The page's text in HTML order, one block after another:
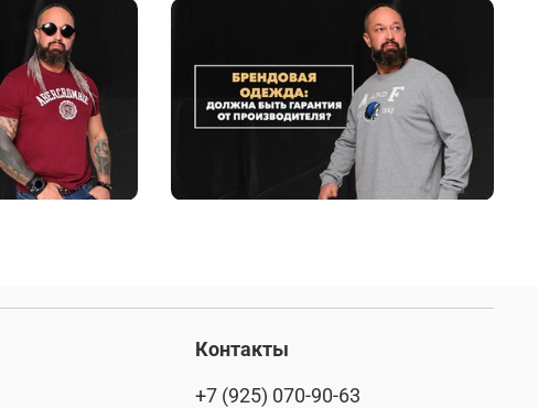
Контакты
+7 (925) 070-90-63